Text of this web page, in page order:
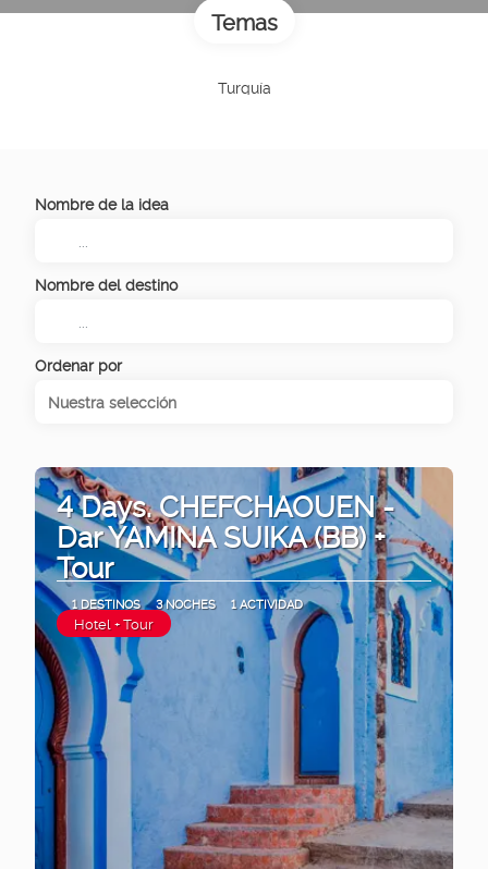
Temas
Turquía
Nombre de la idea
Nombre del destino
Ordenar por
Nuestra selección
4 Days. CHEFCHAOUEN -
Dar YAMINA SUIKA (BB) +
Tour
1 DESTINOS 3 NOCHES 1 ACTIVIDAD
Hotel + Tour